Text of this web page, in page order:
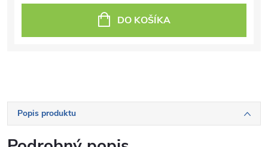
DO KOŠÍKA
Popis produktu